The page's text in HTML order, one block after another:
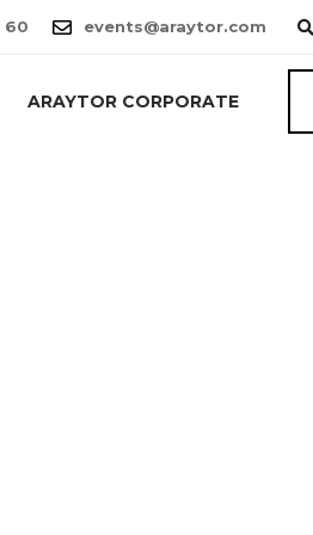
60 events@araytor.com
ARAYTOR CORPORATE